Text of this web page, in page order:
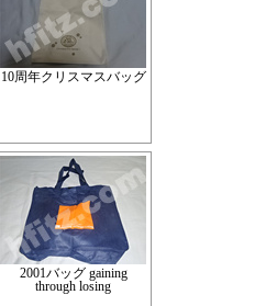
10周年クリスマスバッグ
2001バッグ gaining
through losing